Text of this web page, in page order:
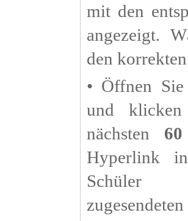
mit den
angezeigt.
den
• Öffnen
und
nächsten
Hyperlink
Schüler